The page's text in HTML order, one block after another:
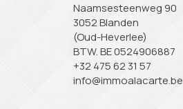
Naamsesteenweg 90
3052 Blanden
(Oud-Heverlee)
BTW. BE 0524906887
+32 475 62 31 57
info@immoalacarte.be